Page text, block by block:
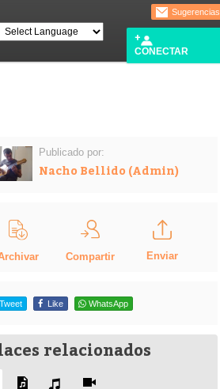
Sugerencias
CONECTAR
Publicado por:
Nacho Bellido (Admin)
Compartir Enviar
Tweet Like WhatsApp
relacionados